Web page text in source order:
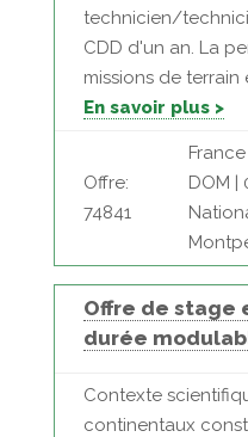
technicien/
CDD d'un an. La
missions de terrain
En savoir plus >
Offre:
74841
DOM |
Offre de stage
durée
Contexte
continentaux